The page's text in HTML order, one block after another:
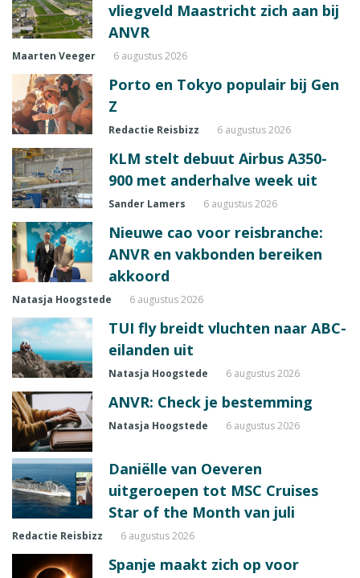
vliegveld Maastricht zich aan bij
ANVR
Maarten Veeger 6 augustus 2026
Porto en Tokyo populair bij Gen
Z
Redactie Reisbizz 6 augustus 2026
KLM stelt debuut Airbus A350-
900 met anderhalve week uit
Sander Lamers 6 augustus 2026
Nieuwe cao voor reisbranche:
ANVR en vakbonden bereiken
akkoord
Natasja Hoogstede 6 augustus 2026
TUI fly breidt vluchten naar ABC-
eilanden uit
Natasja Hoogstede 6 augustus 2026
ANVR: Check je bestemming
Natasja Hoogstede 6 augustus 2026
Daniëlle van Oeveren
uitgeroepen tot MSC Cruises
Star of the Month van juli
Redactie Reisbizz 6 augustus 2026
Spanje maakt zich op voor